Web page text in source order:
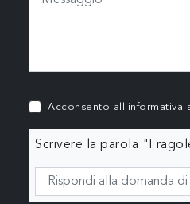
Acconsento all'informativa
Scrivere la parola